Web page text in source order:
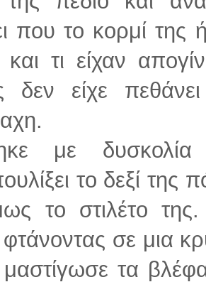
που το κορμί της
και τι είχαν
δεν είχε
με
το δεξί της
το στιλέτο
σε μια
μαστίγωσε τα